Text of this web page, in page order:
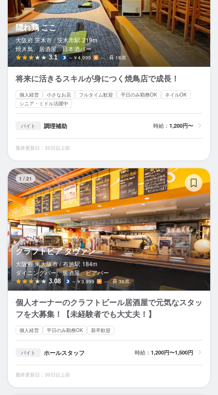
隠れ鶏 ここ
大阪府 茨木市 / 茨木市駅 219m
焼き鳥、居酒屋、日本酒バー
3.1 ～￥4,999 － 18席
将来に活きるスキルが身につく焼鳥店で成長！
個人経営 小さなお店 フルタイム歓迎 平日のみ勤務OK
ネイルOK
シニア・ミドル活躍中
バイト 調理補助 時給： 1,200円〜
最終更新日：30日以上前
1 / 21
クラフトビア タヴァン
大阪府 東大阪市 / 布施駅 184m
ダイニングバー、居酒屋、ビアバー
3.08 ～￥3,999 － 36席
個人オーナーのクラフトビール居酒屋で元気なスタッ
フを大募集！【未経験者でも大丈夫！】
個人経営 平日のみ勤務OK 新卒歓迎
バイト ホールスタッフ 時給： 1,200円〜1,500円
最終更新日：30日以上前